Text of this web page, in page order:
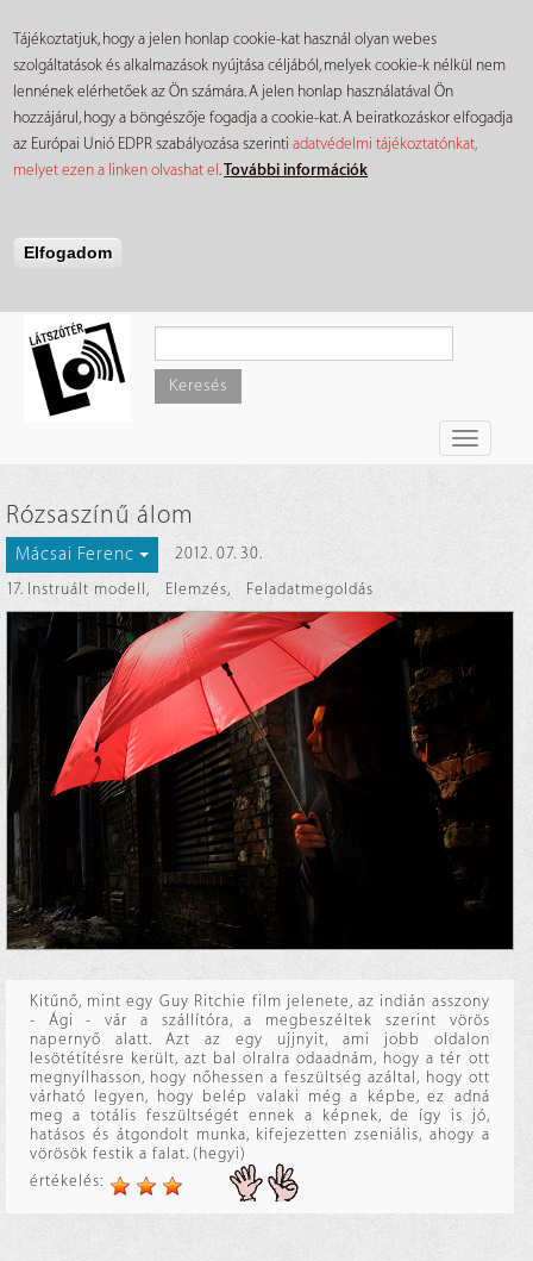
Tájékoztatjuk, hogy a jelen honlap cookie-kat használ olyan webes
szolgáltatások és alkalmazások nyújtása céljából, melyek cookie-k nélkül nem
lennének elérhetőek az Ön számára. A jelen honlap használatával Ön
hozzájárul, hogy a böngészője fogadja a cookie-kat. A beiratkozáskor elfogadja
az Európai Unió EDPR szabályozása szerintiadatvédelmi tájékoztatónkat,
melyet ezen a linken olvashat el.További információk
Elfogadom
tartalomra
Keresés
Toggle
Rózsaszínű álom
Mácsai Ferenc
2012. 07. 30.
17. Instruált modell , Elemzés, Feladatmegoldás
Kitűnő, mint egy Guy Ritchie film jelenete, az indián asszony
- Ági - vár a szállítóra, a megbeszéltek szerint vörös
napernyő alatt. Azt az egy ujjnyit, ami jobb oldalon
lesötétítésre került, azt bal olralra odaadnám, hogy a tér ott
megnyílhasson, hogy nőhessen a feszültség azáltal, hogy ott
várható legyen, hogy belép valaki még a képbe, ez adná
meg a totális feszültségét ennek a képnek, de így is jó,
hatásos és átgondolt munka, kifejezetten zseniális, ahogy a
vörösök festik a falat. (hegyi)
értékelés: